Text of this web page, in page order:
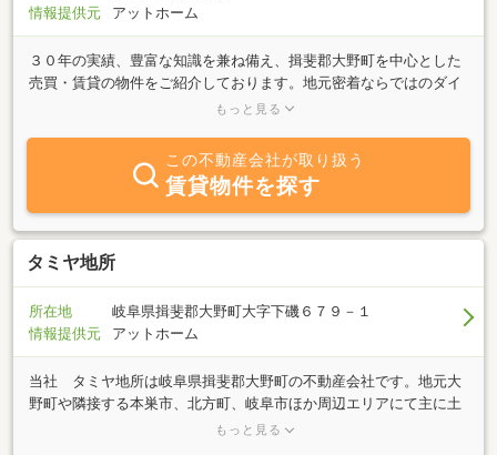
情報提供元
アットホーム
３０年の実績、豊富な知識を兼ね備え、揖斐郡大野町を中心とした
売買・賃貸の物件をご紹介しております。地元密着ならではのダイ
レクトな情報を数多く揃えており、お客様のご要望に応じた物件情
ービスを心掛けております。お気軽にご来店ください。
もっと見る
この不動産会社が取り扱う
賃貸物件を探す
タミヤ地所
所在地
岐阜県揖斐郡大野町大字下磯６７９－１
情報提供元
アットホーム
当社 タミヤ地所は岐阜県揖斐郡大野町の不動産会社です。地元大
野町や隣接する本巣市、北方町、岐阜市ほか周辺エリアにて主に土
地を取扱っています。住宅用地はもちろん、店舗や病院、工場など
もっと見る